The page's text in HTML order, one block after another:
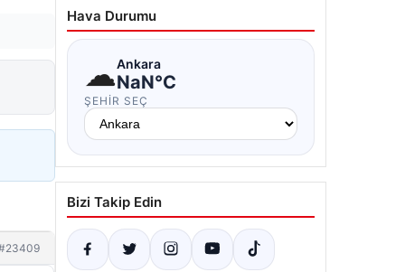
Hava Durumu
☁Ankara
NaN°C
ŞEHIR SEÇ
Bizi Takip Edin